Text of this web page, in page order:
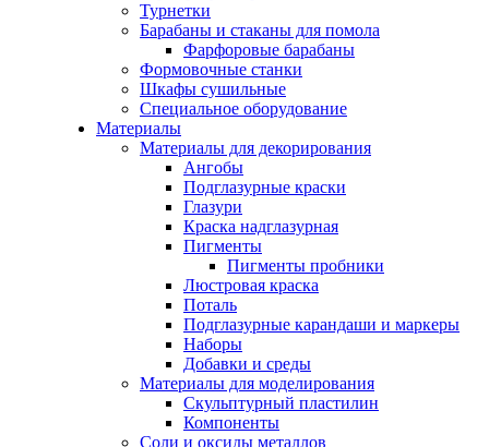
Турнетки
Барабаны и стаканы для помола
Фарфоровые барабаны
Формовочные станки
Шкафы сушильные
Специальное оборудование
Материалы
Материалы для декорирования
Ангобы
Подглазурные краски
Глазури
Краска надглазурная
Пигменты
Пигменты пробники
Люстровая краска
Поталь
Подглазурные карандаши и маркеры
Наборы
Добавки и среды
Материалы для моделирования
Скульптурный пластилин
Компоненты
Соли и оксиды металлов